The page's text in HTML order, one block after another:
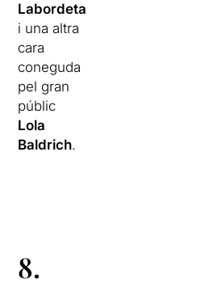
Labordeta
i una altra
cara
coneguda
pel gran
públic
Lola
Baldrich.
8.